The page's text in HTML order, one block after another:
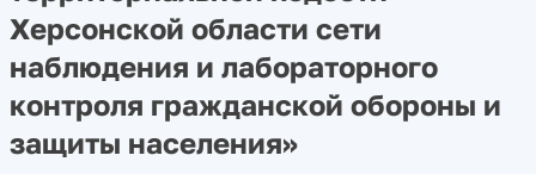
Херсонской области сети
наблюдения и лабораторного
контроля гражданской обороны и
защиты населения»